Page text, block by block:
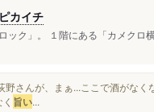
カイチ
ク」。 １階にある「カメクロ
さんが、まぁ...ここで酒がなく
旨い...